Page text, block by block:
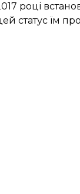
році
статус їм